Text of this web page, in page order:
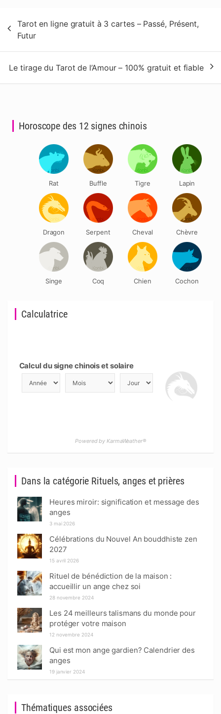
de
Tarot en ligne gratuit à 3 cartes – Passé, Présent,
Futur
Le tirage du Tarot de l’Amour – 100% gratuit et fiable
Thématiques associées
Dans la catégorie Rituels, anges et prières
Heures miroir: signification et message des
anges
3 mai 2026
Célébrations du Nouvel An bouddhiste zen
2027
15 avril 2026
Rituel de bénédiction de la maison :
accueillir un ange chez soi
28 novembre 2024
Les 24 meilleurs talismans du monde pour
protéger votre maison
12 novembre 2024
Qui est mon ange gardien? Calendrier des
anges
19 janvier 2024
Calculatrice
Calcul du signe chinois et solaire
Powered by KarmaWeather®
Horoscope des 12 signes chinois
Rat Buffle Tigre Lapin
Dragon Serpent Cheval Chèvre
Singe Coq Chien Cochon